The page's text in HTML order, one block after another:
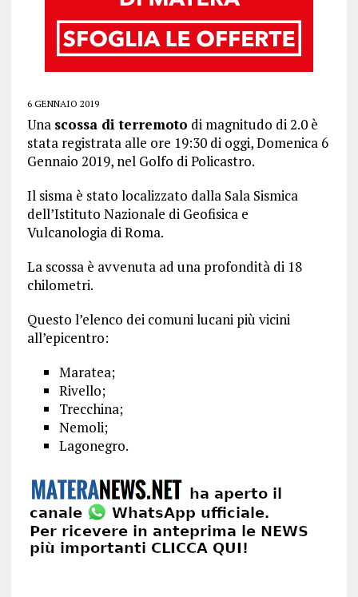
6 GENNAIO 2019
Una scossa di terremoto di magnitudo di 2.0 è
stata registrata alle ore 19:30 di oggi, Domenica 6
Gennaio 2019, nel Golfo di Policastro.
Il sisma è stato localizzato dalla Sala Sismica
dell’Istituto Nazionale di Geofisica e
Vulcanologia di Roma.
La scossa è avvenuta ad una profondità di 18
chilometri.
Questo l’elenco dei comuni lucani più vicini
all’epicentro:
Maratea;
Rivello;
Trecchina;
Nemoli;
Lagonegro.